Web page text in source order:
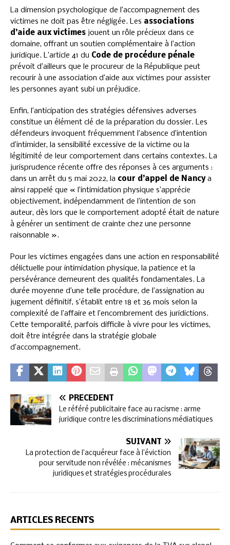
La dimension psychologique de l’accompagnement des
victimes ne doit pas être négligée. Les associations
d’aide aux victimes jouent un rôle précieux dans ce
domaine, offrant un soutien complémentaire à l’action
juridique. L’article 41 du Code de procédure pénale
prévoit d’ailleurs que le procureur de la République peut
recourir à une association d’aide aux victimes pour assister
les personnes ayant subi un préjudice.
Enfin, l’anticipation des stratégies défensives adverses
constitue un élément clé de la préparation du dossier. Les
défendeurs invoquent fréquemment l’absence d’intention
d’intimider, la sensibilité excessive de la victime ou la
légitimité de leur comportement dans certains contextes. La
jurisprudence récente offre des réponses à ces arguments :
dans un arrêt du 5 mai 2022, la cour d’appel de Nancya
ainsi rappelé que « l’intimidation physique s’apprécie
objectivement, indépendamment de l’intention de son
auteur, dès lors que le comportement adopté était de nature
à générer un sentiment de crainte chez une personne
raisonnable ».
Pour les victimes engagées dans une action en responsabilité
délictuelle pour intimidation physique, la patience et la
persévérance demeurent des qualités fondamentales. La
durée moyenne d’une telle procédure, de l’assignation au
jugement définitif, s’établit entre 18 et 36 mois selon la
complexité de l’affaire et l’encombrement des juridictions.
Cette temporalité, parfois difficile à vivre pour les victimes,
doit être intégrée dans la stratégie globale
d’accompagnement.
PRÉCÉDENT
Le référé publicitaire face au racisme : arme
juridique contre les discriminations médiatiques
SUIVANT
La protection de l’acquéreur face à l’éviction
pour servitude non révélée : mécanismes
juridiques et stratégies procédurales
ARTICLES RÉCENTS